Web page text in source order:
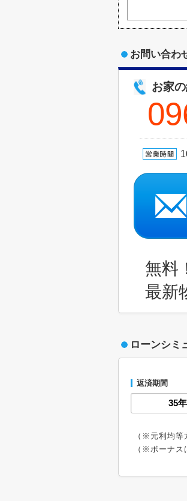
お問い合わ
お家
無料
最新
ローンシミ
返済期間
（※元利均等
（※ボーナス